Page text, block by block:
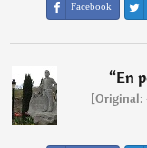
Facebook
“En
[Original: